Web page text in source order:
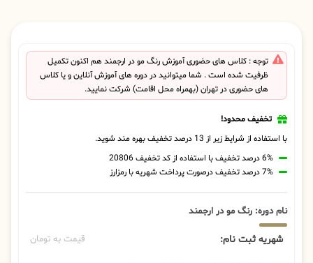
توجه : کلاس های حضوری آموزش رنگ مو در ارجمند هم اکنون تکمیل
ظرفیت شده است . شما میتوانید در دوره های آموزش آنلاین و یا کلاس
های حضوری در تهران (بهمراه محل اقامت) شرکت نمایید.
تخفیف محدود!
با استفاده از شرایط زیر از 13 درصد تخفیف بهره مند شوید.
6% درصد تخفیف با استفاده از کد تخفیف 20806
7% درصد تخفیف درصورت پرداخت شهریه با رمزارز
نام دوره: رنگ مو در ارجمند
شهریه ثبت نام: قیمت به تومان